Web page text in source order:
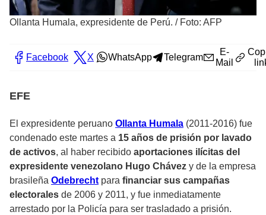
Ollanta Humala, expresidente de Perú. / Foto: AFP
Facebook X WhatsApp Telegram
E-
Mail
EFE
El expresidente peruano Ollanta Humala (2011-2016) fue
condenado este martes a 15 años de prisión por lavado
de activos, al haber recibido aportaciones ilícitas del
expresidente venezolano Hugo Chávez y de la empresa
brasileña Odebrecht para financiar sus campañas
electorales de 2006 y 2011, y fue inmediatamente
arrestado por la Policía para ser trasladado a prisión.